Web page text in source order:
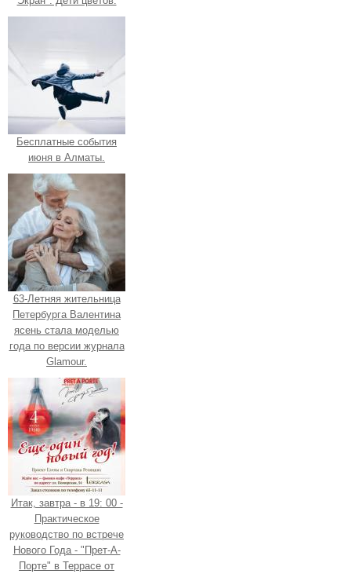
Бесплатные события
июня в Алматы.
63-Летняя жительница
Петербурга Валентина
ясень стала моделью
года по версии журнала
Glamour.
Итак, завтра - в 19: 00 -
Практическое
руководство по встрече
Нового Года - "Прет-А-
Порте" в Террасе от